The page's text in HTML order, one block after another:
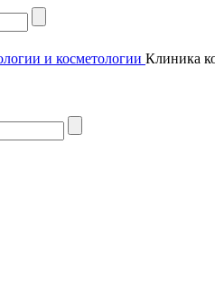
Клиника